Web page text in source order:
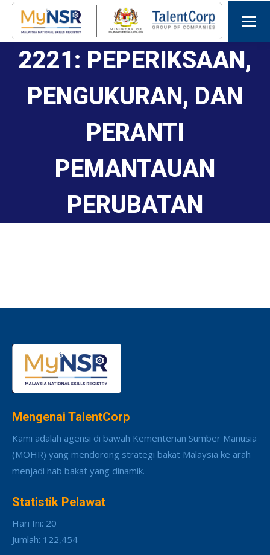
2221: PEPERIKSAAN,
PENGUKURAN, DAN
PERANTI
PEMANTAUAN
PERUBATAN
Mengenai TalentCorp
Kami adalah agensi di bawah Kementerian Sumber Manusia
(MOHR) yang mendorong strategi bakat Malaysia ke arah
menjadi hab bakat yang dinamik.
Statistik Pelawat
Hari Ini: 20
Jumlah: 122,454